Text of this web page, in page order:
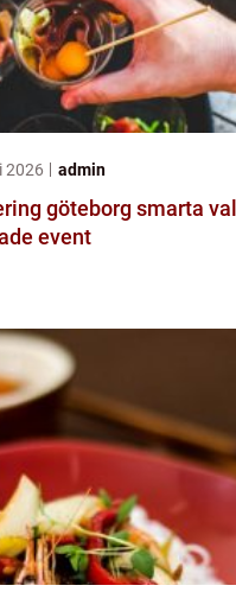
2026 admin
göteborg smarta val för
event